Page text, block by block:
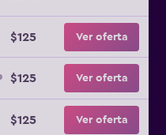
$125 Ver oferta
$125 Ver oferta
$125 Ver oferta